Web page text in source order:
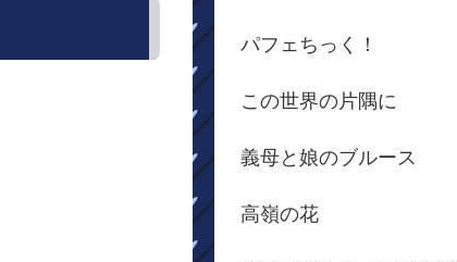
パフェちっく！
この世界の片隅に
義母と娘のブルース
高嶺の花